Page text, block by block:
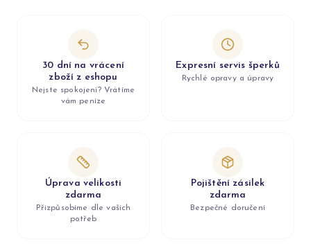
30 dní na vrácení
zboží z eshopu
Nejste spokojeni? Vrátíme
vám peníze
Expresní servis šperků
Rychlé opravy a úpravy
Úprava velikosti
zdarma
Přizpůsobíme dle vašich
potřeb
Pojištění zásilek
zdarma
Bezpečné doručení